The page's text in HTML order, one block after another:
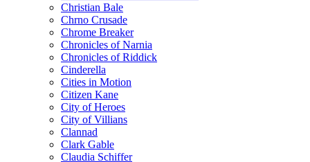
Christian Bale
Chrno Crusade
Chrome Breaker
Chronicles of Narnia
Chronicles of Riddick
Cinderella
Cities in Motion
Citizen Kane
City of Heroes
City of Villians
Clannad
Clark Gable
Claudia Schiffer